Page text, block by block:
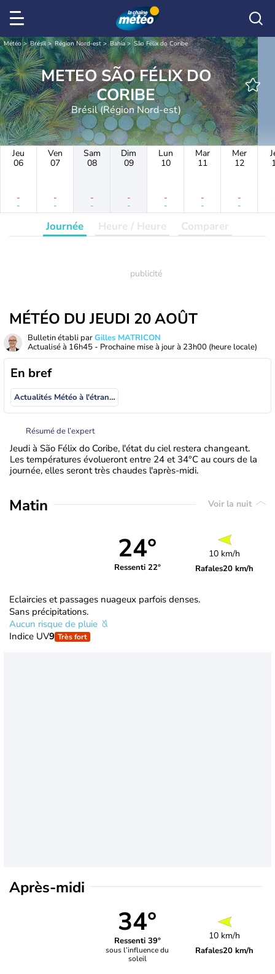
Météo Brésil Région Nord-est Bahia São Félix do Coribe
METEO SÃO FÉLIX DO
CORIBE
Brésil (Région Nord-est)
Jeu
06
-
-
Ven
07
-
-
Sam
08
-
-
Dim
09
-
-
Lun
10
-
-
Mar
11
-
-
Mer
12
-
-
Journée Heure / Heure Comparer
MÉTÉO DU JEUDI 20 AOÛT
Bulletin établi parGilles MATRICON
Actualisé à 16h45 - Prochaine mise à jour à 23h00 (heure locale)
En bref
Actualités Météo à l'étranger
Résumé de l’expert
Jeudi à São Félix do Coribe, l'état du ciel restera changeant.
Les températures évolueront entre 24 et 34°C au cours de la
journée, elles seront très chaudes l'après-midi.
Matin Voir la nuit
24°
Ressenti 22°
10 km/h
Rafales20 km/h
Eclaircies et passages nuageux parfois denses.
Sans précipitations.
Aucun risque de pluie
Indice UV9 Très fort
Après-midi
34°
Ressenti 39°
sous l’influence du
soleil
10 km/h
Rafales20 km/h